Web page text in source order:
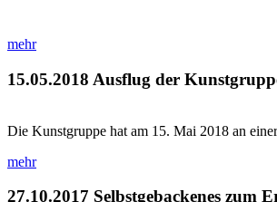
mehr
15.05.2018 Ausflug der
Die Kunstgruppe hat am 15. Mai 2018 an
mehr
27.10.2017 Selbstgebackenes zum